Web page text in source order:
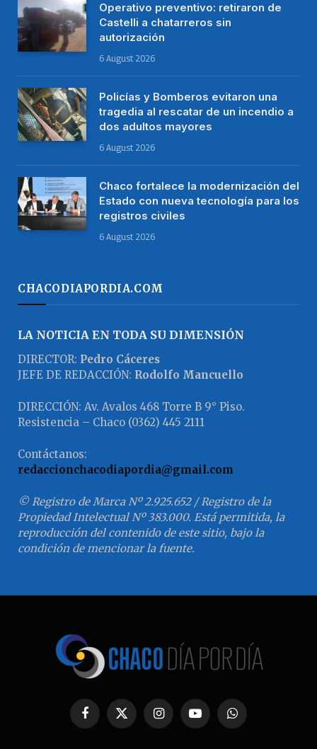
Operativo preventivo: retiraron de
Castelli a chatarreros sin
autorización
6 August 2026
Policías y Bomberos evitaron una
tragedia al rescatar de un incendio a
dos adultos mayores
6 August 2026
Chaco fortalece la modernización del
Estado con nueva tecnología para los
registros civiles
6 August 2026
CHACODIAPORDIA.COM
LA NOTICIA EN TODA SU DIMENSIÓN
DIRECTOR: Pedro Cáceres
JEFE DE REDACCIÓN: Rodolfo Mancuello
DIRECCIÓN: Av. Avalos 468 Torre B 9° Piso.
Resistencia – Chaco (0362) 445 2111
Contáctanos:
redaccionchacodiapordia@gmail.com
© Registro de Marca Nº 2.925.652 / Registro de la
Propiedad Intelectual Nº 383.000. Está permitida, la
reproducción del contenido de este sitio, bajo la
condición de mencionar la fuente.
Facebook
X
InstagramYouTubeWhatsApp